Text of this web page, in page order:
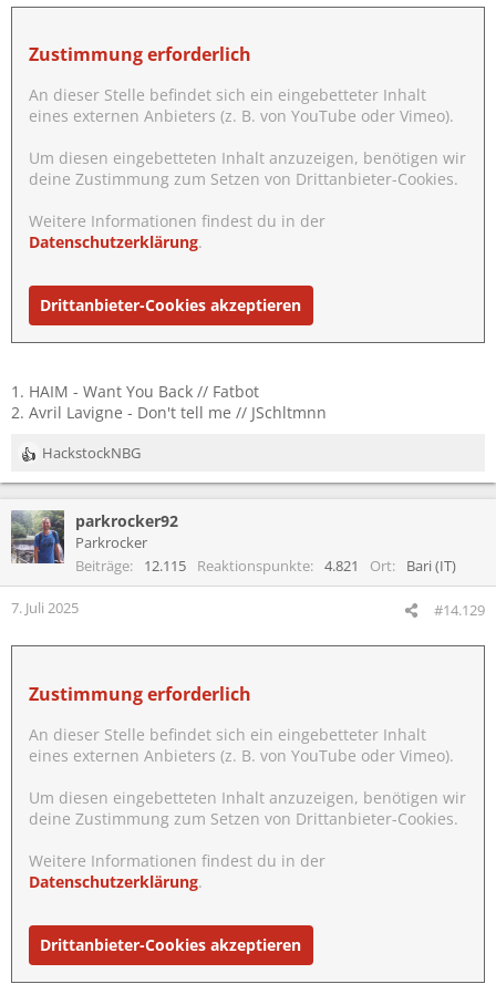
Zustimmung erforderlich
An dieser Stelle befindet sich ein eingebetteter Inhalt
eines externen Anbieters (z. B. von YouTube oder Vimeo).
Um diesen eingebetteten Inhalt anzuzeigen, benötigen wir
deine Zustimmung zum Setzen von Drittanbieter-Cookies.
Weitere Informationen findest du in der
Datenschutzerklärung.
Drittanbieter-Cookies akzeptieren
1. HAIM - Want You Back // Fatbot
2. Avril Lavigne - Don't tell me // JSchltmnn
R
e
k
t
i
o
n
e
n
HackstockNBG
parkrocker92
Parkrocker
Beiträge
12.115 Reaktionspunkte 4.821 Ort Bari (IT)
7. Juli 2025 #14.129
Zustimmung erforderlich
An dieser Stelle befindet sich ein eingebetteter Inhalt
eines externen Anbieters (z. B. von YouTube oder Vimeo).
Um diesen eingebetteten Inhalt anzuzeigen, benötigen wir
deine Zustimmung zum Setzen von Drittanbieter-Cookies.
Weitere Informationen findest du in der
Datenschutzerklärung.
Drittanbieter-Cookies akzeptieren